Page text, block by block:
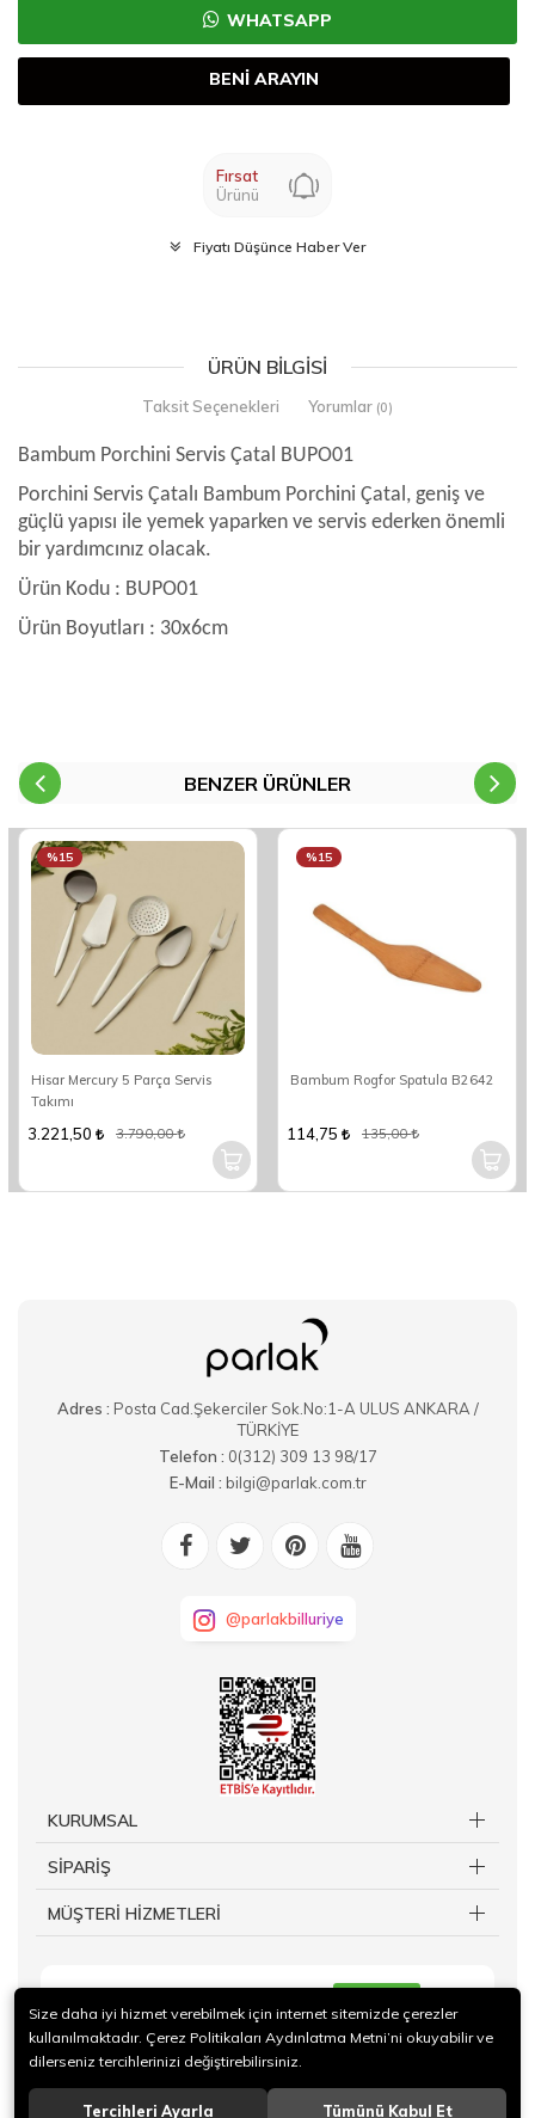
WHATSAPP
BENİ ARAYIN
Fırsat
Ürünü
Fiyatı Düşünce Haber Ver
ÜRÜN BILGISI
Taksit Seçenekleri Yorumlar (0)
Bambum Porchini Servis Çatal BUPO01
Porchini Servis Çatalı Bambum Porchini Çatal, geniş ve
güçlü yapısı ile yemek yaparken ve servis ederken önemli
bir yardımcınız olacak.
Ürün Kodu : BUPO01
Ürün Boyutları : 30x6cm
BENZER ÜRÜNLER
Hisar Mercury 5 Parça Servis
Takımı
%15
3.221,50 3.790,00
Bambum Rogfor Spatula B2642
%15
114,75 135,00
Adres : Posta Cad.Şekerciler Sok.No:1-A ULUS ANKARA /
TÜRKİYE
Telefon : 0(312) 309 13 98/17
E-Mail : bilgi@parlak.com.tr
@parlakbilluriye
KURUMSAL
SİPARİŞ
MÜŞTERİ HİZMETLERİ
Size daha iyi hizmet verebilmek için internet sitemizde çerezler
kullanılmaktadır. Çerez Politikaları Aydınlatma Metni’ni okuyabilir ve
dilerseniz tercihlerinizi değiştirebilirsiniz.
Tercihleri Ayarla Tümünü Kabul Et